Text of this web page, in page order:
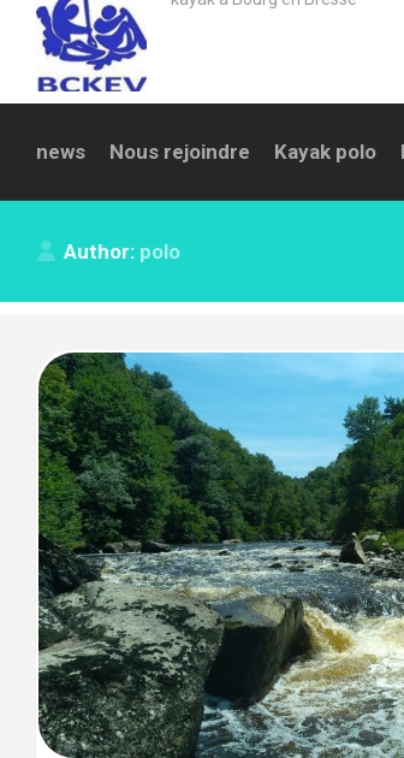
news Nous rejoindre Kayak polo
Author: polo